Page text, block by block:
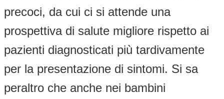
precoci, da cui ci si attende una
prospettiva di salute migliore rispetto ai
pazienti diagnosticati più tardivamente
per la presentazione di sintomi. Si sa
peraltro che anche nei bambini